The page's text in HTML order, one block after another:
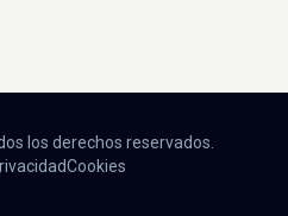
los derechos reservados.
Cookies